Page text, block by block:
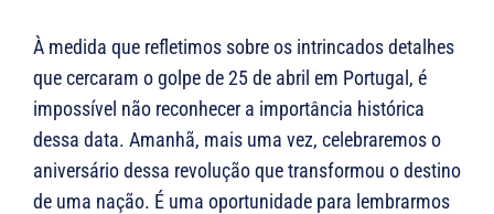
À medida que refletimos sobre os intrincados detalhes
que cercaram o golpe de 25 de abril em Portugal, é
impossível não reconhecer a importância histórica
dessa data. Amanhã, mais uma vez, celebraremos o
aniversário dessa revolução que transformou o destino
de uma nação. É uma oportunidade para lembrarmos